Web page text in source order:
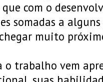
com o
somadas a
muito
o trabalho vem